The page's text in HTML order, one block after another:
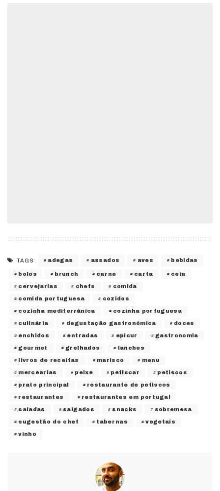
TAGS: adegas assados aves bebidas
bolos brunch carne carta ceia
cervejarias chefs comida
comida portuguesa cozidos
cozinha mediterrânica cozinha portuguesa
culinária degustação gastronómica doces
enchidos entradas epicur gastronomia
gourmet grelhados lanches
livros de receitas marisco menu
mercearias peixe petiscar petiscos
prato principal restaurante de petiscos
restaurantes restaurantes em portugal
saladas salgados snacks sobremesa
sugestão do chef tabernas vegetais
vinho